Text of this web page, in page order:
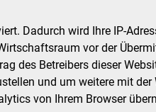
Dadurch wird Ihre IP-
vor der
des Betreibers dieser
und um weitere mit
von Ihrem Browser